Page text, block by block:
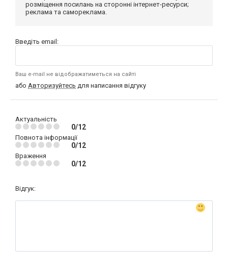
розміщення посилань на сторонні інтернет-ресурси;
реклама та самореклама.
Введіть email:
Ваш e-mail не відображатиметься на сайті
або Авторизуйтесь для написання відгуку
Актуальність
0/12
Повнота інформації
0/12
Враження
0/12
Відгук: